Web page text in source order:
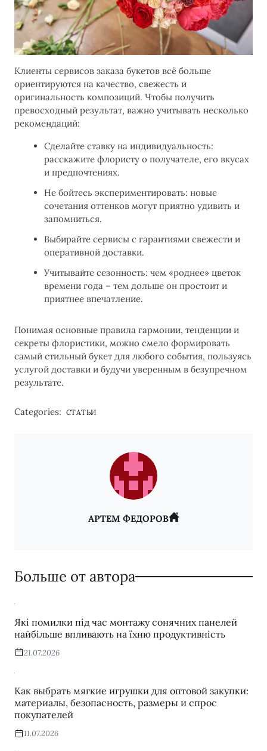
Клиенты сервисов заказа букетов всё больше
ориентируются на качество, свежесть и
оригинальность композиций. Чтобы получить
превосходный результат, важно учитывать несколько
рекомендаций:
Сделайте ставку на индивидуальность:
расскажите флористу о получателе, его вкусах
и предпочтениях.
Не бойтесь экспериментировать: новые
сочетания оттенков могут приятно удивить и
запомниться.
Выбирайте сервисы с гарантиями свежести и
оперативной доставки.
Учитывайте сезонность: чем «роднее» цветок
времени года – тем дольше он простоит и
приятнее впечатление.
Понимая основные правила гармонии, тенденции и
секреты флористики, можно смело формировать
самый стильный букет для любого события, пользуясь
услугой доставки и будучи уверенным в безупречном
результате.
Categories: СТАТЬИ
АРТЕМ ФЕДОРОВ
Больше от автора
Які помилки під час монтажу сонячних панелей
найбільше впливають на їхню продуктивність
21.07.2026
Как выбрать мягкие игрушки для оптовой закупки:
материалы, безопасность, размеры и спрос
покупателей
11.07.2026